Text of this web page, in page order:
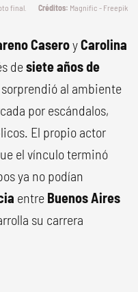
final. Magnific - Freepik
CaseroyCarolina
desiete años de
al ambiente
por escándalos,
El propio actor
el vínculo terminó
ya no podían
entre Buenos Aires
su carrera